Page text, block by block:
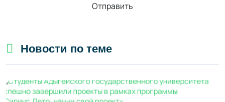
Отправить
Новости по теме